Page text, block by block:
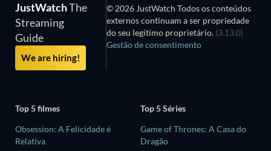
JustWatchThe
Streaming
Guide
We are hiring!
© 2026 JustWatch Todos os conteúdos
externos continuam a ser propriedade
do seu legítimo proprietário. (3.13.0)
Gestão de consentimento
Top 5 filmes
Obsession: A Felicidade é
Relativa
Top 5 Séries
Game of Thrones: A Casa do
Dragão